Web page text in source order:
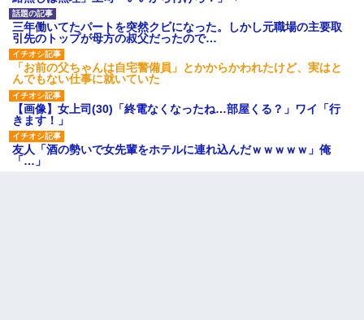
三年働いてたパートを突然クビになった。しかし元職場の主要取
引先のトップが母方の叔父だったので…
「お前の父ちゃんは自宅警備員」とかからかわれたけど、実はと
んでもない仕事に就いていた
【画像】女上司(30)「終電なくなったね…部屋くる？」ワイ「行
きます！」
友人「酒の勢いで女先輩をホテルに連れ込んだｗｗｗｗｗ」俺
「…」